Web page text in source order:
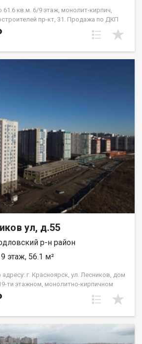
кв.м. 6/9 этаж, монолит-кирпич,
пр-кт, 31. Продажа по ДКП
ул, д.55
р-н район
этаж, 56.1 м²
г. Красноярск, ул. Лесников, дом
ти этажном, монолитно-кирпичном
кв.м., кухня-гостиная-18 кв.м.,
отделка от застройщика.
районов города. Близость знаковых
развлечений - заповедник «Столбы»,